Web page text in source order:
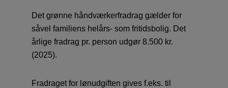
Det grønne håndværkerfradrag gælder for
såvel familiens helårs- som fritidsbolig. Det
årlige fradrag pr. person udgør 8.500 kr.
(2025).
Fradraget for lønudgiften gives f.eks. til